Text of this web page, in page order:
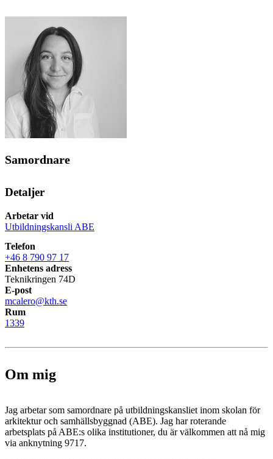
Samordnare
Detaljer
Arbetar vid
Utbildningskansli ABE
Telefon
+46 8 790 97 17
Enhetens adress
Teknikringen 74D
E-post
mcalero@kth.se
Rum
1339
Om mig
Jag arbetar som samordnare på utbildningskansliet inom skolan för
arkitektur och samhällsbyggnad (ABE). Jag har roterande
arbetsplats på ABE:s olika institutioner, du är välkommen att nå mig
via anknytning 9717.